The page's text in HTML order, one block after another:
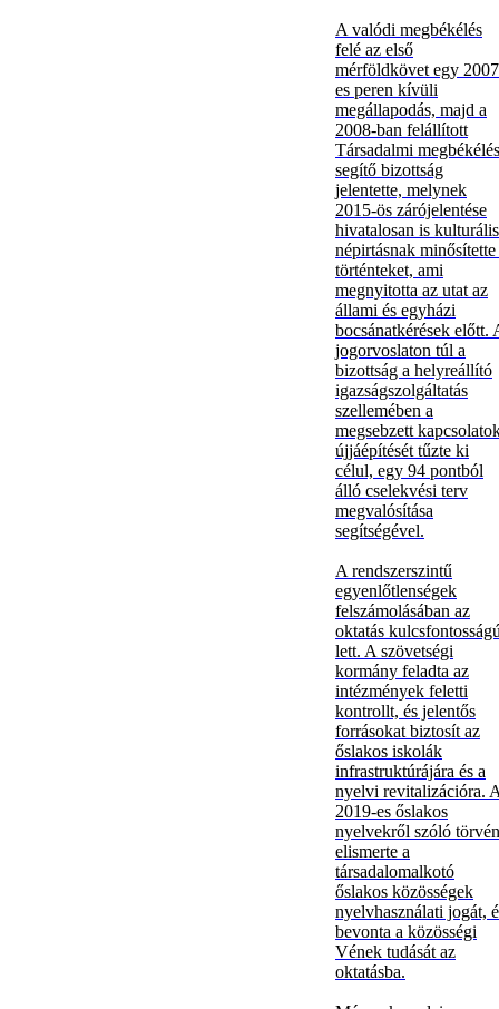
A valódi megbékélés
felé az első
mérföldkövet egy
es peren kívüli
megállapodás, majd a
2008-ban felállított
Társadalmi
segítő bizottság
jelentette, melynek
2015-ös zárójelentése
hivatalosan is kulturális
népirtásnak minősítette
történteket, ami
megnyitotta az utat az
állami és egyházi
bocsánatkérések előtt.
jogorvoslaton túl a
bizottság a helyreállító
igazságszolgáltatás
szellemében a
megsebzett
újjáépítését tűzte ki
célul, egy 94 pontból
álló cselekvési terv
megvalósítása
segítségével.
A rendszerszintű
egyenlőtlenségek
felszámolásában az
oktatás
lett. A szövetségi
kormány feladta az
intézmények feletti
kontrollt, és jelentős
forrásokat biztosít az
őslakos iskolák
infrastruktúrájára és a
nyelvi revitalizációra.
2019-es őslakos
nyelvekről szóló
elismerte a
társadalomalkotó
őslakos közösségek
nyelvhasználati jogát,
bevonta a közösségi
Vének tudását az
oktatásba.